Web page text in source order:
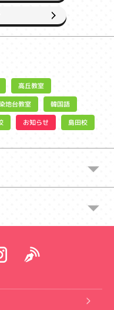
高丘教室
地台教室 韓国語
お知らせ 島田校